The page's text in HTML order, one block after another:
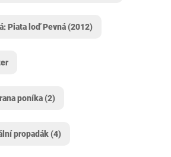
Piata loď Pevná (2012)
poníka (2)
propadák (4)